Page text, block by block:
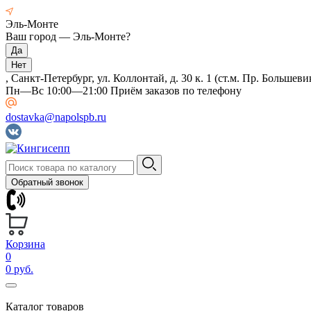
Эль-Монте
Ваш город — Эль-Монте?
, Санкт-Петербург, ул. Коллонтай, д. 30 к. 1 (ст.м. Пр.
Пн—Вс 10:00—21:00 Приём заказов по телефону
dostavka@napolspb.ru
Обратный звонок
Корзина
0
0 руб.
Каталог товаров